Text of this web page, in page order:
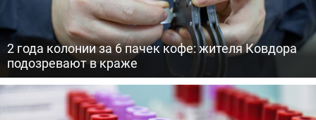
2 года колонии за 6 пачек кофе: жителя Ковдора
подозревают в краже